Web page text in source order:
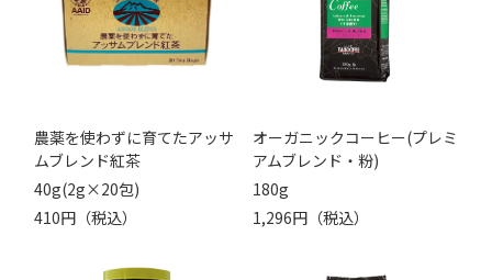
農薬を使わずに育てたアッサ
ムブレンド紅茶
40g(2g×20包)
410円（税込）
オーガニックコーヒー(プレミ
アムブレンド・粉)
180g
1,296円（税込）